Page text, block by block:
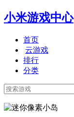
小米游戏中心
首页
云游戏
排行
分类